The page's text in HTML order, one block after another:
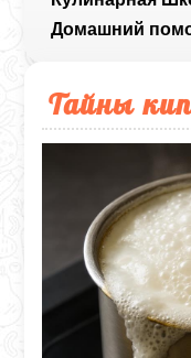
Домашний
Тайны